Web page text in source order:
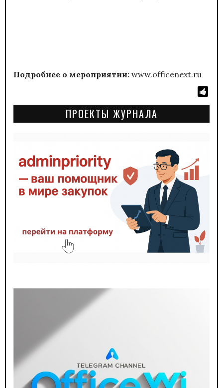
Подробнее о мероприятии: www.officenext.ru
ПРОЕКТЫ ЖУРНАЛА